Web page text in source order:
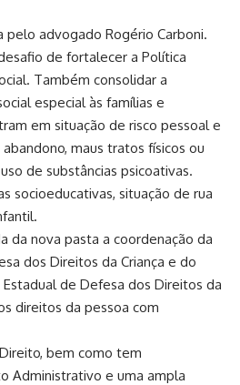
pelo advogado Rogério Carboni.
de fortalecer a Política
Também consolidar a
especial às famílias e
em situação de risco pessoal e
maus tratos físicos ou
de substâncias psicoativas.
socioeducativas, situação de rua
da nova pasta a coordenação da
dos Direitos da Criança e do
de Defesa dos Direitos da
direitos da pessoa com
bem como tem
Administrativo e uma ampla